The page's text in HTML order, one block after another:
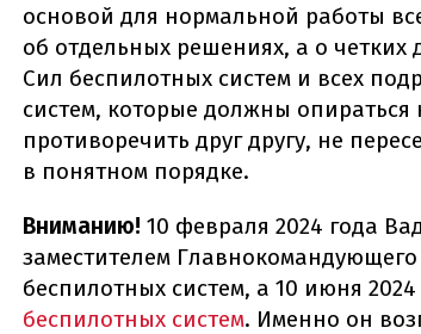
основой для нормальной работы
об отдельных решениях, а о
Сил беспилотных систем и всех
систем, которые должны
противоречить друг другу, не
в понятном порядке.
Вниманию! 10 февраля 2024 года
заместителем
беспилотных систем, а 10 июня 2024
беспилотных систем. Именно он